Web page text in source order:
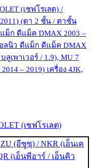
(เชฟโรเลต) /
(ตา 2 ชั้น / ตาชั้น
ม็ก ดีแม็ค DMAX 2003 –
ลนิว ดีแม็ก ดีแม็ค DMAX
ลูเพาเวอร์ / 1.9), MU 7
– 2019) เครื่อง 4JK,
(เชฟโรเลต)